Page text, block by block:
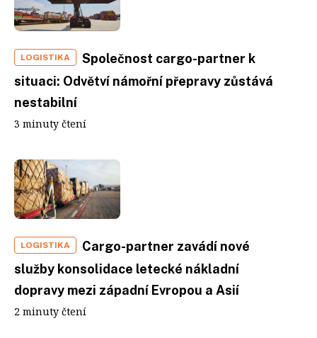
LOGISTIKA
Společnost cargo-partner k
situaci: Odvětví námořní přepravy zůstává
nestabilní
3 minuty čtení
LOGISTIKA
Cargo-partner zavádí nové
služby konsolidace letecké nákladní
dopravy mezi západní Evropou a Asií
2 minuty čtení